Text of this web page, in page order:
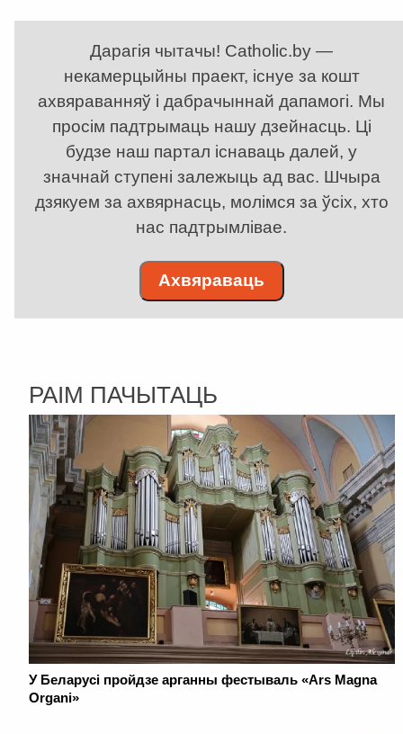
Дарагія чытачы! Catholic.by —
некамерцыйны праект, існуе за кошт
ахвяраванняў і дабрачыннай дапамогі. Мы
просім падтрымаць нашу дзейнасць. Ці
будзе наш партал існаваць далей, у
значнай ступені залежыць ад вас. Шчыра
дзякуем за ахвярнасць, молімся за ўсіх, хто
нас падтрымлівае.
Ахвяраваць
РАІМ ПАЧЫТАЦЬ
У Беларусі пройдзе арганны фестываль «Ars Magna
Organi»